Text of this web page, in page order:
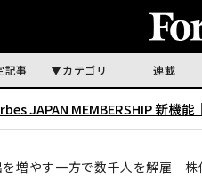
記事 カテゴリ 連載
JAPAN MEMBERSHIP 新機能｜
を増やす一方で数千人を解雇 株